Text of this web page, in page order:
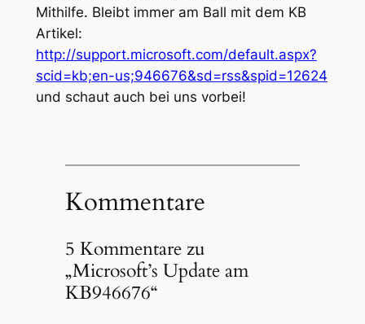
Mithilfe. Bleibt immer am Ball mit dem KB
Artikel:
http://support.microsoft.com/default.aspx?
scid=kb;en-us;946676&sd=rss&spid=12624
und schaut auch bei uns vorbei!
Kommentare
5 Kommentare zu
„Microsoft’s Update am
KB946676“